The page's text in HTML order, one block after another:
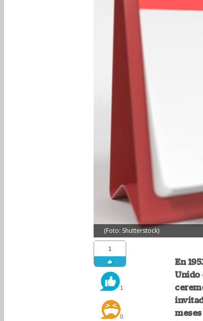
(Foto: Shutterstock)
1
1
0
En
Unido